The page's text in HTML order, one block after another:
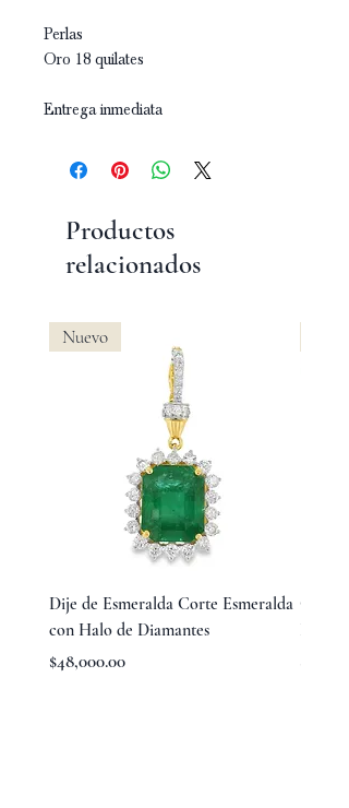
Perlas
Oro 18 quilates
Entrega inmediata
Productos
relacionados
Nuevo
Dije de Esmeralda Corte Esmeralda
con Halo de Diamantes
Precio
$48,000.00
Collar